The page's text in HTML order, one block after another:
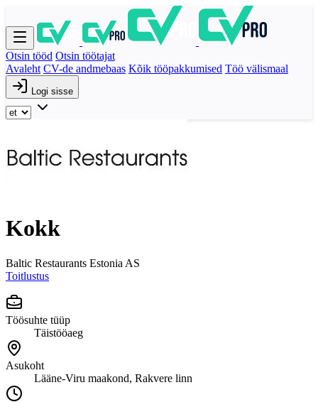
Otsin tööd Otsin töötajat
Avaleht CV-de andmebaas Kõik tööpakkumised Töö välismaal
Logi sisse
Kokk
Baltic Restaurants Estonia AS
Toitlustus
Töösuhte tüüp
Täistööaeg
Asukoht
Lääne-Viru maakond, Rakvere linn